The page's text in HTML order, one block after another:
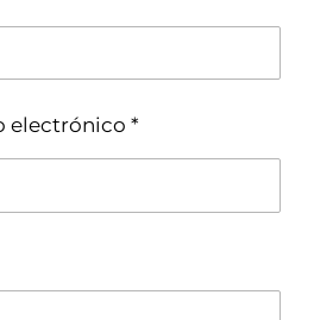
electrónico *